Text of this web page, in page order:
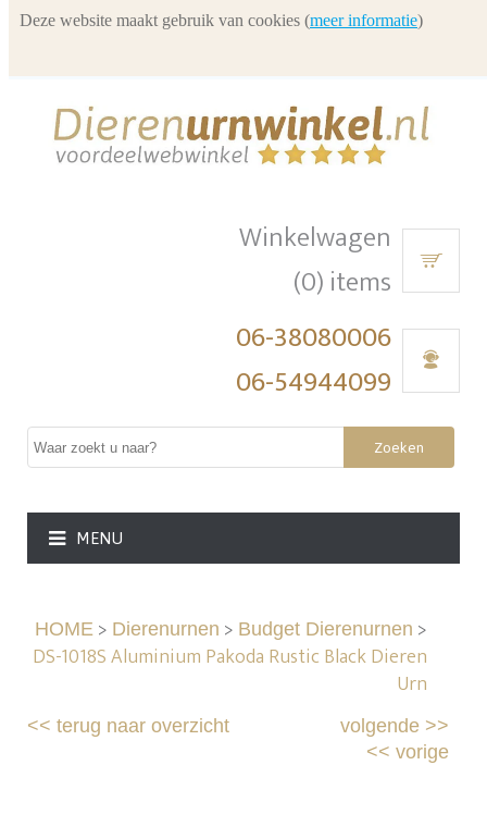
Winkelwagen
(0) items
06-38080006
06-54944099
Zoeken
MENU
HOME> Dierenurnen > Budget Dierenurnen >
DS-1018S Aluminium Pakoda Rustic Black Dieren
Urn
<<terug naar overzicht volgende>>
<< vorige
Deze website maakt gebruik van cookies (meer informatie)